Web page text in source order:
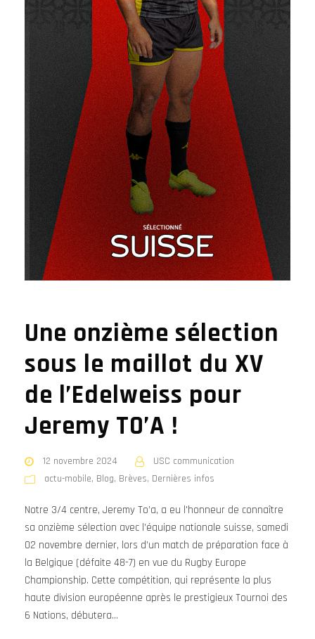
Une onzième sélection
sous le maillot du XV
de l’Edelweiss pour
Jeremy TO’A !
12 novembre 2024
USC communication
actu-mobile, Blog, Brèves, Dernières infos
Notre 3/4 centre, Jeremy To’a, a eu l'honneur de connaître
sa onzième sélection avec l’équipe nationale suisse, samedi
02 novembre dernier, lors d’un match de préparation face à
la Belgique (défaite 48-7) en vue du Rugby Europe
Championship. Cette compétition, qui représente la plus
haute division européenne après le prestigieux Tournoi des
6 Nations, débutera...